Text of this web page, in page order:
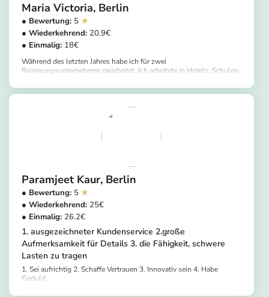
Maria Victoria Berlin
5
20.9
18
Während des letzten Jahres habe ich für zwei
Reinigungsunternehmen gearbeitet. Ich arbeitete in Hotels, Schulen
wo ich ausgebildet wurde, um Arbeit zu optimieren. Außerdem
Paramjeet Kaur Berlin
5
25
26.2
1. ausgezeichneter Kundenservice 2.große
Aufmerksamkeit für Details 3. die Fähigkeit, schwere
Lasten zu tragen
1. Sei aufrichtig 2. Schaffe Vertrauen 3. Innovativ sein 4. Habe
Geduld